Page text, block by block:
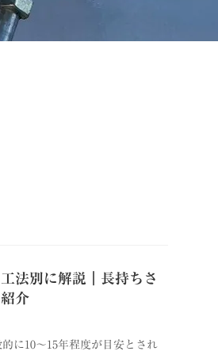
法別に解説｜長持ちさ
介
に10〜15年程度が目安とされ